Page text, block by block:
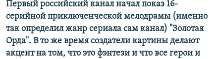
Все сайты РСЕ/РС
Первый российский канал начал показ 16-
серийной приключенческой мелодрамы (именно
так определил жанр сериала сам канал) "Золотая
Орда". В то же время создатели картины делают
акцент на том, что это фэнтези и что все герои и